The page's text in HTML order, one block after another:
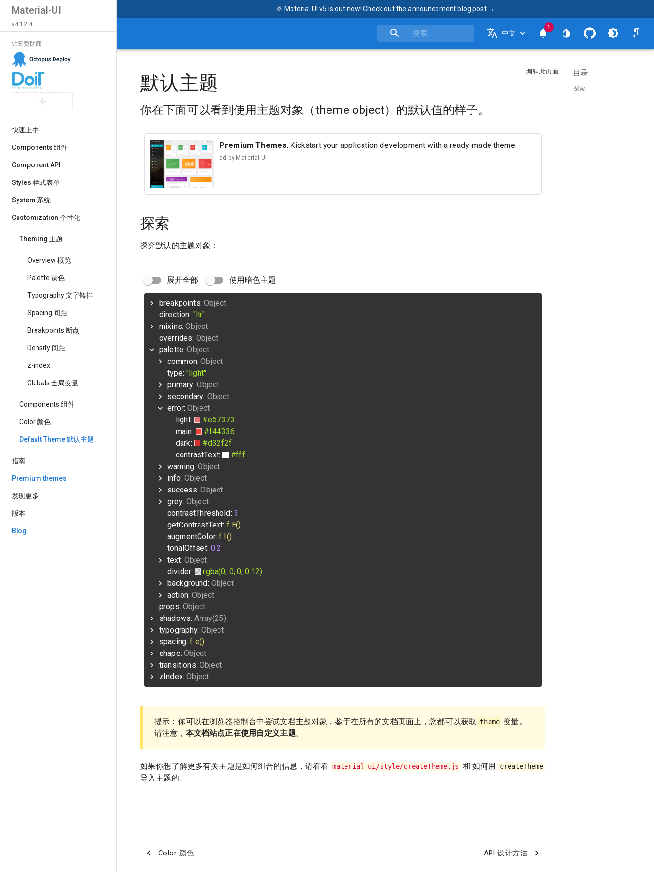
🎉 Material UI v5 is out now! Check out the announcement blog post →
中文
1
Material-UI
v4.12.4
钻石赞助商
快速上手
Components 组件
Component API
Styles 样式表单
System 系统
Customization 个性化
Theming 主题
Overview 概览
Palette 调色
Typography 文字铸排
Spacing 间距
Breakpoints 断点
Density 间距
z-index
Globals 全局变量
Components 组件
Color 颜色
Default Theme 默认主题
指南
Premium themes
发现更多
版本
Blog
编辑此页面
默认主题
你在下面可以看到使用主题对象（theme object）的默认值的样子。
Premium Themes. Kickstart your application development with a ready-made theme.
ad by Material-UI
探索
探究默认的主题对象：
展开全部 使用暗色主题
breakpoints: Object
direction: "ltr"
mixins:Object
overrides: Object
palette:Object
common:Object
type: "light"
primary:Object
secondary: Object
error:Object
light:
#e57373
main:
#f44336
dark:
#d32f2f
contrastText:
#fff
warning:Object
info: Object
success:Object
grey: Object
contrastThreshold: 3
getContrastText: f E()
augmentColor:f I()
tonalOffset: 0.2
text: Object
divider:
rgba(0, 0, 0, 0.12)
background: Object
action:Object
props:Object
shadows:Array(25)
typography: Object
spacing:f e()
shape:Object
transitions: Object
zIndex:Object
提示：你可以在浏览器控制台中尝试文档主题对象，鉴于在所有的文档页面上，您都可以获取 theme 变量。
请注意， 本文档站点正在使用自定义主题。
如果你想了解更多有关主题是如何组合的信息，请看看 material-ui/style/createTheme.js 和 如何用 createTheme
导入主题的。
Color 颜色 API 设计方法
目录
探索